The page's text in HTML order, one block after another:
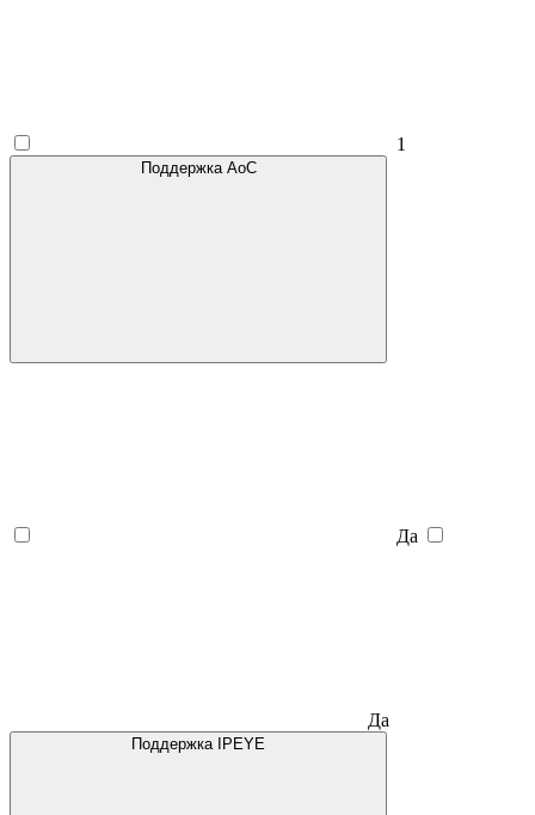
1
Поддержка AoC
Да
Да
Поддержка IPEYE